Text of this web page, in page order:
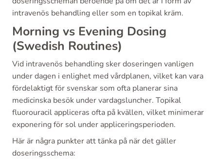
intravenös behandling eller som en topikal kräm.
Morning vs Evening Dosing
(Swedish Routines)
Vid intravenös behandling sker doseringen vanligen
under dagen i enlighet med vårdplanen, vilket kan vara
fördelaktigt för svenskar som ofta planerar sina
medicinska besök under vardagsluncher. Topikal
fluorouracil appliceras ofta på kvällen, vilket minimerar
exponering för sol under appliceringsperioden.
Här är några punkter att tänka på när det gäller
doseringsschema: